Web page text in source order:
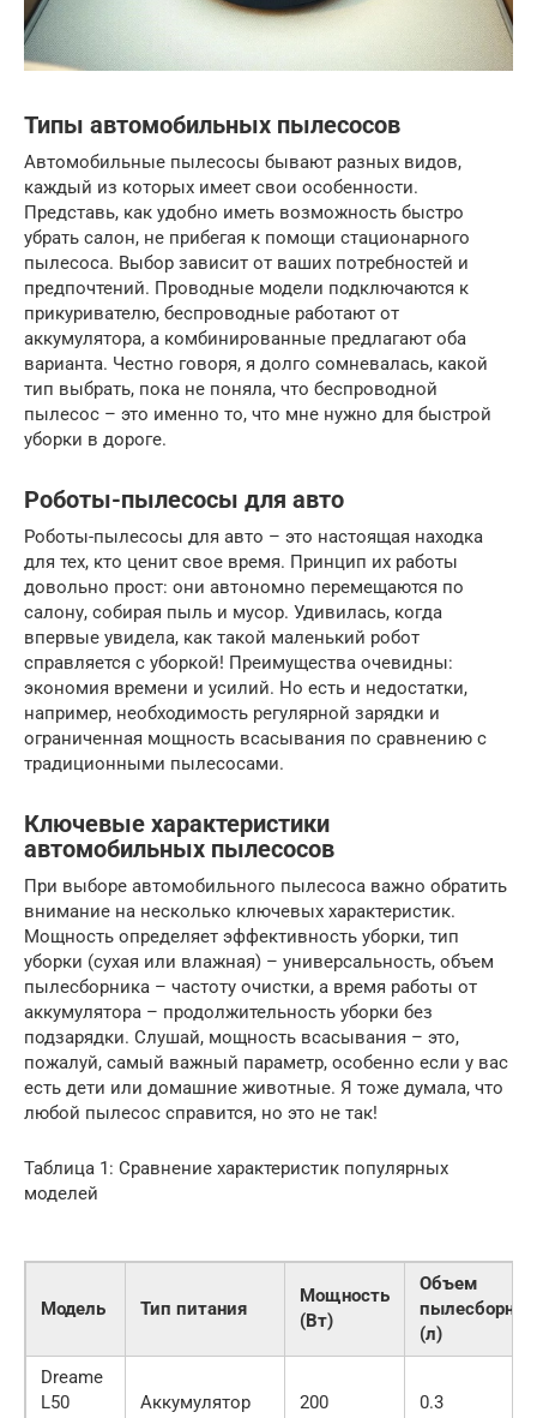
Типы автомобильных пылесосов
Автомобильные пылесосы бывают разных видов,
каждый из которых имеет свои особенности.
Представь, как удобно иметь возможность быстро
убрать салон, не прибегая к помощи стационарного
пылесоса. Выбор зависит от ваших потребностей и
предпочтений. Проводные модели подключаются к
прикуривателю, беспроводные работают от
аккумулятора, а комбинированные предлагают оба
варианта. Честно говоря, я долго сомневалась, какой
тип выбрать, пока не поняла, что беспроводной
пылесос – это именно то, что мне нужно для быстрой
уборки в дороге.
Роботы-пылесосы для авто
Роботы-пылесосы для авто – это настоящая находка
для тех, кто ценит свое время. Принцип их работы
довольно прост: они автономно перемещаются по
салону, собирая пыль и мусор. Удивилась, когда
впервые увидела, как такой маленький робот
справляется с уборкой! Преимущества очевидны:
экономия времени и усилий. Но есть и недостатки,
например, необходимость регулярной зарядки и
ограниченная мощность всасывания по сравнению с
традиционными пылесосами.
Ключевые характеристики
автомобильных пылесосов
При выборе автомобильного пылесоса важно обратить
внимание на несколько ключевых характеристик.
Мощность определяет эффективность уборки, тип
уборки (сухая или влажная) – универсальность, объем
пылесборника – частоту очистки, а время работы от
аккумулятора – продолжительность уборки без
подзарядки. Слушай, мощность всасывания – это,
пожалуй, самый важный параметр, особенно если у вас
есть дети или домашние животные. Я тоже думала, что
любой пылесос справится, но это не так!
Таблица 1: Сравнение характеристик популярных
моделей
Модель Тип питания
Мощность
(Вт)
Объем
(л)
Dreame
L50
Аккумулятор 200 0.3